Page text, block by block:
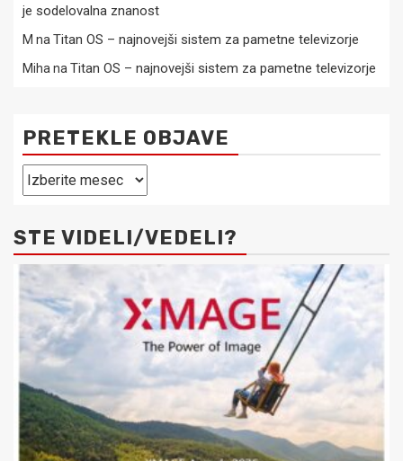
je sodelovalna znanost
M na Titan OS – najnovejši sistem za pametne televizorje
Miha na Titan OS – najnovejši sistem za pametne televizorje
PRETEKLE OBJAVE
Pretekle
objave
STE VIDELI/VEDELI?